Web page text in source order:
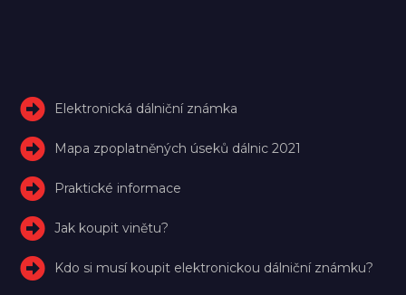
Elektronická dálniční známka
Mapa zpoplatněných úseků dálnic 2021
Praktické informace
Jak koupit vinětu?
Kdo si musí koupit elektronickou dálniční známku?